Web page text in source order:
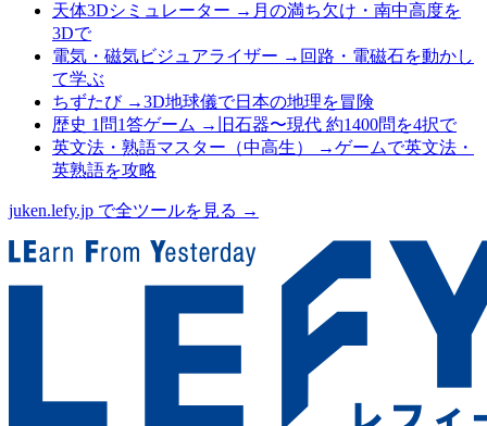
天体3Dシミュレーター → 月の満ち欠け・南中高度を
3Dで
電気・磁気ビジュアライザー → 回路・電磁石を動かし
て学ぶ
ちずたび→3D地球儀で日本の地理を冒険
歴史 1問1答ゲーム → 旧石器〜現代 約1400問を4択で
英文法・熟語マスター（中高生）
→ゲームで英文法・
英熟語を攻略
juken.lefy.jp で全ツールを見る →